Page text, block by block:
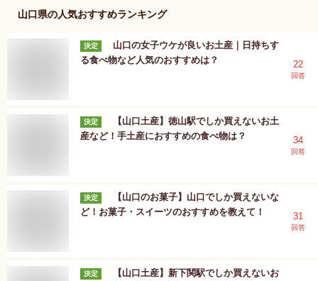
山口県の人気おすすめランキング
決定
山口の女子ウケが良いお土産｜日持ちす
る食べ物など人気のおすすめは？
22
回答
決定
【山口土産】徳山駅でしか買えないお土
産など！手土産におすすめの食べ物は？
34
回答
決定
【山口のお菓子】山口でしか買えないな
ど！お菓子・スイーツのおすすめを教えて！
31
回答
決定
【山口土産】新下関駅でしか買えないお